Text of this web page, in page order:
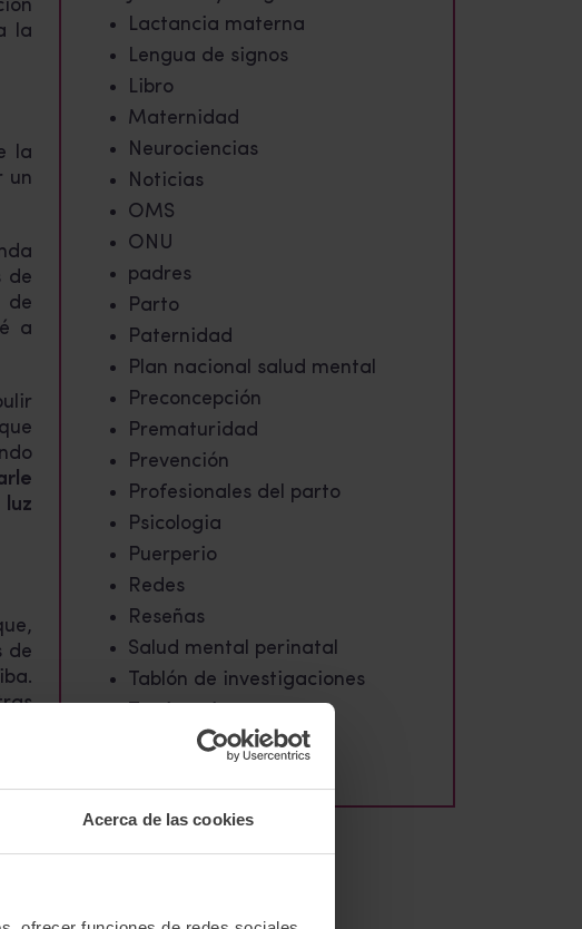
Acerca de las cookies
la
la
un
de
de
a
de
la
se
la
Lactancia materna
Lengua de signos
Libro
Maternidad
Neurociencias
Noticias
OMS
ONU
padres
Parto
Paternidad
Plan nacional salud mental
Preconcepción
Prematuridad
Prevención
Profesionales del parto
Psicologia
Puerperio
Redes
Reseñas
Salud mental perinatal
Tablón de investigaciones
Violencia obstétrica